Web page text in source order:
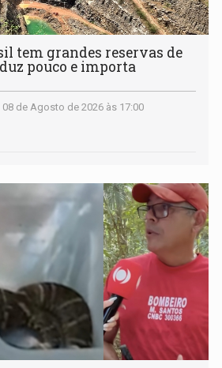
tem grandes reservas de
pouco e importa
08 de Agosto de 2026 às 17:00